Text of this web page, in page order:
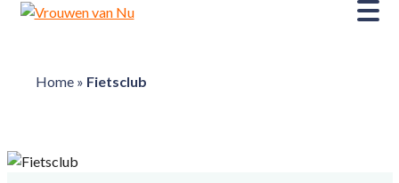
Home» Fietsclub